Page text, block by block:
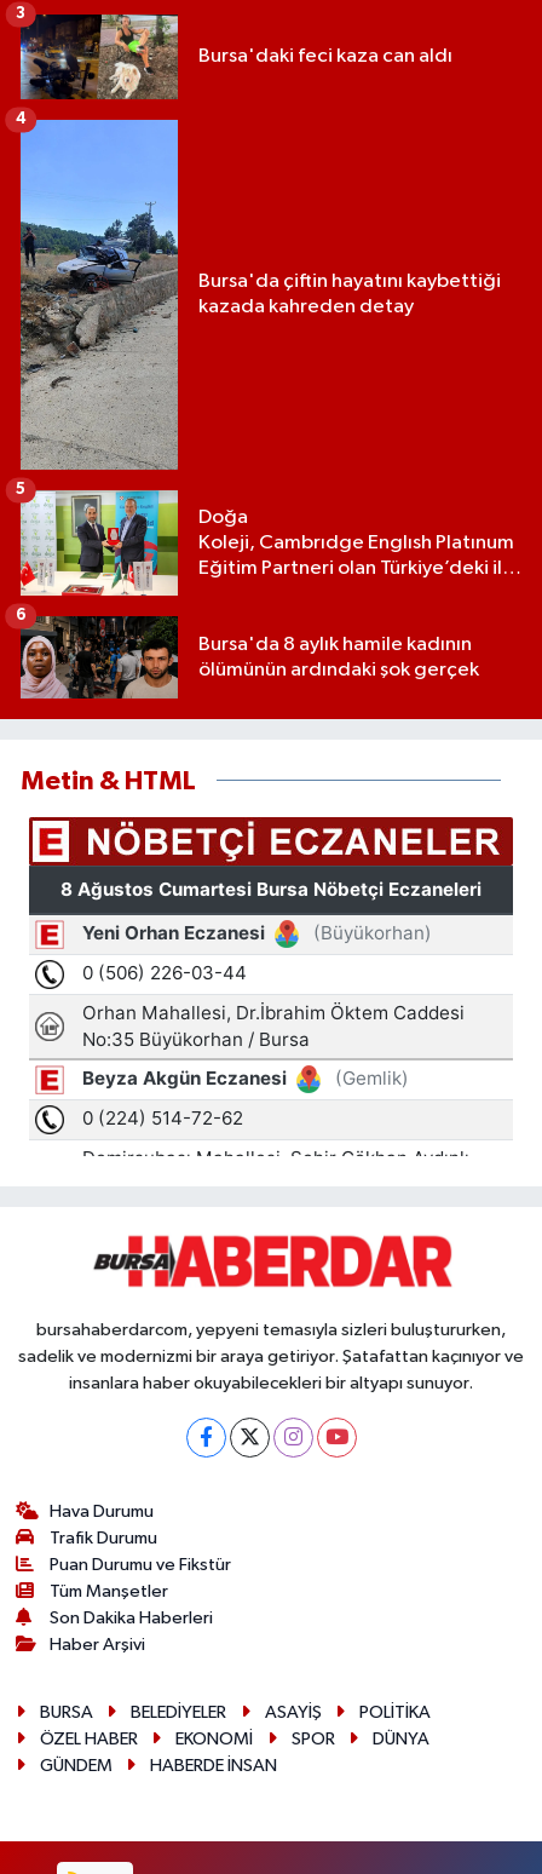
Bursa'daki feci kaza can aldı
3
Bursa'da çiftin hayatını kaybettiği
kazada kahreden detay
4
Doğa
Koleji, Cambrıdge Englısh Platınum
Eğitim Partneri olan Türkiye’deki ilk
5
Bursa'da 8 aylık hamile kadının
ölümünün ardındaki şok gerçek
6
Metin & HTML
bursahaberdarcom, yepyeni temasıyla sizleri buluştururken,
sadelik ve modernizmi bir araya getiriyor. Şatafattan kaçınıyor ve
insanlara haber okuyabilecekleri bir altyapı sunuyor.
Hava Durumu
Trafik Durumu
Puan Durumu ve Fikstür
Tüm Manşetler
Son Dakika Haberleri
Haber Arşivi
BURSA BELEDİYELER ASAYİŞ
POLİTİKA
ÖZEL HABER
EKONOMİ SPOR
DÜNYA
GÜNDEM
HABERDE İNSAN